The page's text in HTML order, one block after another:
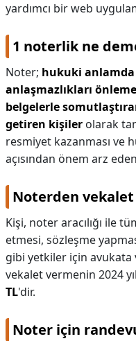
yardımcı bir web
1 noterlik ne
Noter; hukuki
anlaşmazlıkları
belgelerle
getiren kişiler olarak
resmiyet kazanması ve
açısından önem arz
Noterden
Kişi, noter aracılığı ile
etmesi, sözleşme
gibi yetkiler için avukata
vekalet vermenin 2024
TL'dir.
Noter için